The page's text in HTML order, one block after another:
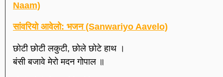
Naam)
सांवरियो आवेलो: भजन (Sanwariyo Aavelo)
छोटी छोटी लकुटी, छोले छोटे हाथ ।
बंसी बजावे मेरो मदन गोपाल ॥